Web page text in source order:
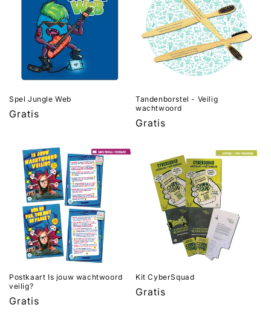
Spel Jungle Web
Normale
Gratis
Tandenborstel - Veilig
wachtwoord
Normale
Gratis
Postkaart Is jouw wachtwoord
veilig?
Normale
Gratis
Kit CyberSquad
Normale
Gratis